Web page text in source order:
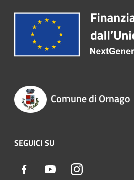
Comune di Ornago
SEGUICI SU
Facebook YoutubeInstagram